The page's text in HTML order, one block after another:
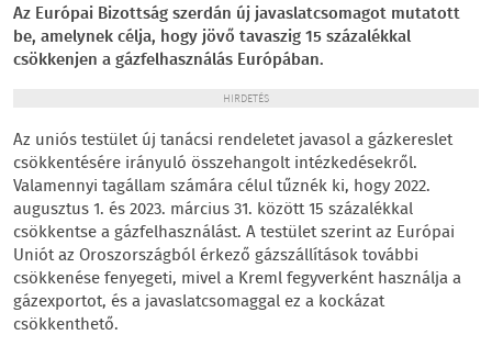
Az Európai Bizottság szerdán új javaslatcsomagot mutatott
be, amelynek célja, hogy jövő tavaszig 15 százalékkal
csökkenjen a gázfelhasználás Európában.
HIRDETÉS
Az uniós testület új tanácsi rendeletet javasol a gázkereslet
csökkentésére irányuló összehangolt intézkedésekről.
Valamennyi tagállam számára célul tűznék ki, hogy 2022.
augusztus 1. és 2023. március 31. között 15 százalékkal
csökkentse a gázfelhasználást. A testület szerint az Európai
Uniót az Oroszországból érkező gázszállítások további
csökkenése fenyegeti, mivel a Kreml fegyverként használja a
gázexportot, és a javaslatcsomaggal ez a kockázat
csökkenthető.